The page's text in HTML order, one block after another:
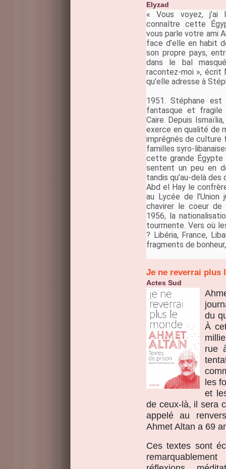
Elyzad
« Vous voyez, j’ai
connaître cette
vous parle votre ami
face d’elle en habit
son propre pays,
dans le bal
racontez-moi », écrit
qu’elle adresse à
1951. Stéphane
fantasque et fragile
Caire. Depuis
exerce en qualité de
imprégnés de culture
familles syro-
cette grande
sentent un peu en
tandis qu’au-delà
Abd el Hay le
au Lycée de
chavirer le coeur de
1956, la
tourmente. Vers où
? Libéria, France,
fragments de
Je ne reverrai plus
Actes Sud
du
À
rue
les
et
de ceux-là, il sera
appelé au
Ahmet Altan a 69
Ces textes sont